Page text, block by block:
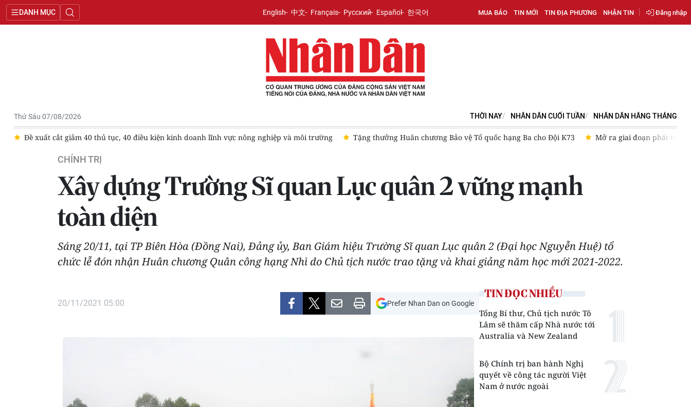
DANH MỤC English 中文 Français Русский Español 한국어 MUA BÁO TIN MỚI TIN ĐỊA PHƯƠNG NHẬN TIN Đăng nhập
Thứ Sáu 07/08/2026 THỜI NAY NHÂN DÂN CUỐI TUẦN NHÂN DÂN HẰNG THÁNG
Đề xuất cắt giảm 40 thủ tục, 40 điều kiện kinh doanh lĩnh vực nông nghiệp và môi trường Tặng thưởng Huân chương Bảo vệ Tổ quốc hạng Ba cho Đội K73 Mở ra giai đoạn phát triển
CHÍNH TRỊ
Xây dựng Trường Sĩ quan Lục quân 2 vững mạnh
toàn diện
Sáng 20/11, tại TP Biên Hòa (Đồng Nai), Đảng ủy, Ban Giám hiệu Trường Sĩ quan Lục quân 2 (Đại học Nguyễn Huệ) tổ
chức lễ đón nhận Huân chương Quân công hạng Nhì do Chủ tịch nước trao tặng và khai giảng năm học mới 2021-2022.
20/11/2021 05:00 Prefer Nhan Dan on Google
TIN ĐỌC NHIỀU
Tổng Bí thư, Chủ tịch nước Tô
Lâm sẽ thăm cấp Nhà nước tới
Australia và New Zealand
Bộ Chính trị ban hành Nghị
quyết về công tác người Việt
Nam ở nước ngoài